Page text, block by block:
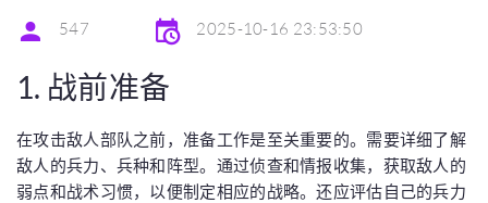
547 2025-10-16 23:53:50
1. 战前准备
在攻击敌人部队之前，准备工作是至关重要的。需要详细了解
敌人的兵力、兵种和阵型。通过侦查和情报收集，获取敌人的
弱点和战术习惯，以便制定相应的战略。还应评估自己的兵力